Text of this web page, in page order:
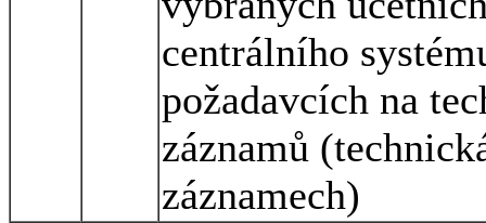
centrálního
požadavcích na
záznamů
záznamech)